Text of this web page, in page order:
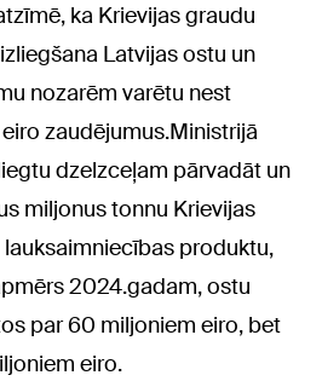
ka Krievijas graudu
Latvijas ostu un
nozarēm varētu nest
zaudējumus.Ministrijā
dzelzceļam pārvadāt un
miljonus tonnu Krievijas
produktu,
2024.gadam, ostu
par 60 miljoniem eiro, bet
eiro.